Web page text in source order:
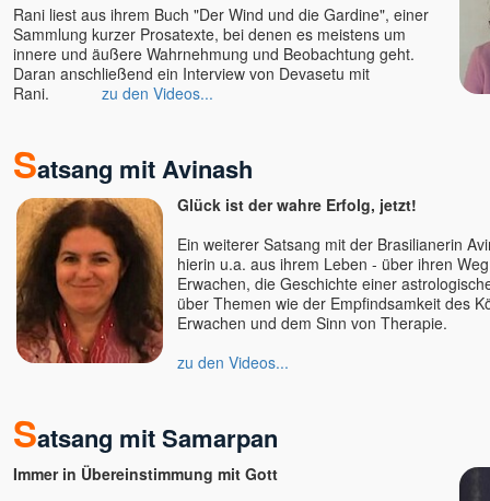
Rani liest aus ihrem Buch "Der Wind und die Gardine", einer
Sammlung kurzer Prosatexte, bei denen es meistens um
innere und äußere Wahrnehmung und Beobachtung geht.
Daran anschließend ein Interview von Devasetu mit
Rani. zu den Videos...
Satsang mit Avinash
Glück ist der wahre Erfolg, jetzt!
Ein weiterer Satsang mit der Brasilianerin
hierin u.a. aus ihrem Leben - über ihren
Erwachen, die Geschichte einer
über Themen wie der Empfindsamkeit des
Erwachen und dem Sinn von Therapie.
zu den Videos...
Satsang mit Samarpan
Immer in Übereinstimmung mit Gott